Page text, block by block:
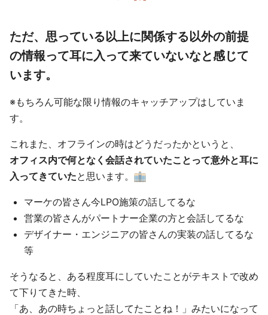
ただ、思っている以上に関係する以外の前提
の情報って耳に入って来ていないなと感じて
います。
※もちろん可能な限り情報のキャッチアップはしていま
す。
これまた、オフラインの時はどうだったかというと、
オフィス内で何となく会話されていたことって意外と耳に
入ってきていたと思います。
マーケの皆さん今LPO施策の話してるな
営業の皆さんがパートナー企業の方と会話してるな
デザイナー・エンジニアの皆さんの実装の話してるな
等
そうなると、ある程度耳にしていたことがテキストで改め
て下りてきた時、
「あ、あの時ちょっと話してたことね！」みたいになって